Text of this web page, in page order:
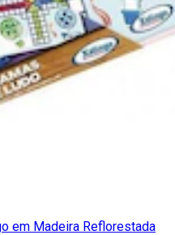
em Madeira Reflorestada